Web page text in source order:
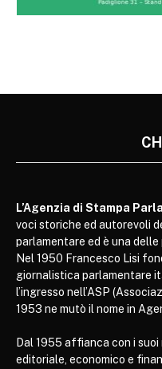
L’Agenzia di Stampa
voci storiche ed autorevoli
parlamentare ed è una
Nel 1950 Francesco Lisi
giornalistica parlamentare
l’ingresso nell’ASP
1953 ne mutò il nome in
Dal 1955 affianca con i
editoriale, economico e